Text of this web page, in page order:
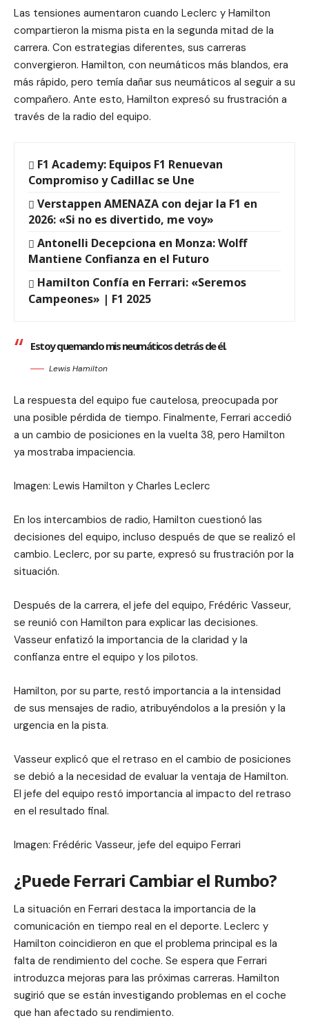
Las tensiones aumentaron cuando Leclerc y Hamilton
compartieron la misma pista en la segunda mitad de la
carrera. Con estrategias diferentes, sus carreras
convergieron. Hamilton, con neumáticos más blandos, era
más rápido, pero temía dañar sus neumáticos al seguir a su
compañero. Ante esto, Hamilton expresó su frustración a
través de la radio del equipo.
F1 Academy: Equipos F1 Renuevan
Compromiso y Cadillac se Une
Verstappen AMENAZA con dejar la F1 en
2026: «Si no es divertido, me voy»
Antonelli Decepciona en Monza: Wolff
Mantiene Confianza en el Futuro
Hamilton Confía en Ferrari: «Seremos
Campeones» | F1 2025
Estoy quemando mis neumáticos detrás de él.
Lewis Hamilton
La respuesta del equipo fue cautelosa, preocupada por
una posible pérdida de tiempo. Finalmente, Ferrari accedió
a un cambio de posiciones en la vuelta 38, pero Hamilton
ya mostraba impaciencia.
Imagen: Lewis Hamilton y Charles Leclerc
En los intercambios de radio, Hamilton cuestionó las
decisiones del equipo, incluso después de que se realizó el
cambio. Leclerc, por su parte, expresó su frustración por la
situación.
Después de la carrera, el jefe del equipo, Frédéric Vasseur,
se reunió con Hamilton para explicar las decisiones.
Vasseur enfatizó la importancia de la claridad y la
confianza entre el equipo y los pilotos.
Hamilton, por su parte, restó importancia a la intensidad
de sus mensajes de radio, atribuyéndolos a la presión y la
urgencia en la pista.
Vasseur explicó que el retraso en el cambio de posiciones
se debió a la necesidad de evaluar la ventaja de Hamilton.
El jefe del equipo restó importancia al impacto del retraso
en el resultado final.
Imagen: Frédéric Vasseur, jefe del equipo Ferrari
¿Puede Ferrari Cambiar el Rumbo?
La situación en Ferrari destaca la importancia de la
comunicación en tiempo real en el deporte. Leclerc y
Hamilton coincidieron en que el problema principal es la
falta de rendimiento del coche. Se espera que Ferrari
introduzca mejoras para las próximas carreras. Hamilton
sugirió que se están investigando problemas en el coche
que han afectado su rendimiento.